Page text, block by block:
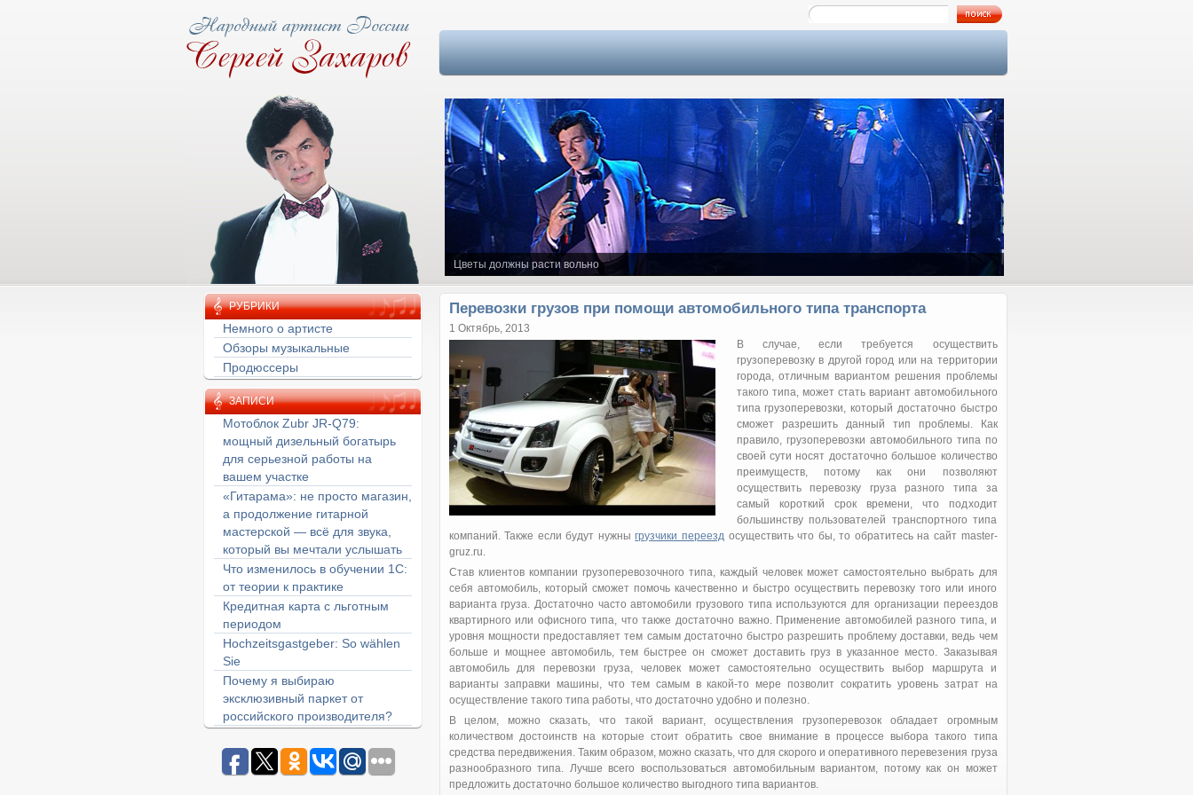
Цветы должны расти вольно
РУБРИКИ
Немного о артисте
Обзоры музыкальные
Продюссеры
ЗАПИСИ
Мотоблок Zubr JR-Q79:
мощный дизельный богатырь
для серьезной работы на
вашем участке
«Гитарама»: не просто магазин,
а продолжение гитарной
мастерской — всё для звука,
который вы мечтали услышать
Что изменилось в обучении 1С:
от теории к практике
Кредитная карта с льготным
периодом
Hochzeitsgastgeber: So wählen
Sie
Почему я выбираю
эксклюзивный паркет от
российского производителя?
Перевозки грузов при помощи автомобильного типа транспорта
1 Октябрь, 2013
В случае, если требуется осуществить
грузоперевозку в другой город или на территории
города, отличным вариантом решения проблемы
такого типа, может стать вариант автомобильного
типа грузоперевозки, который достаточно быстро
сможет разрешить данный тип проблемы. Как
правило, грузоперевозки автомобильного типа по
своей сути носят достаточно большое количество
преимуществ, потому как они позволяют
осуществить перевозку груза разного типа за
самый короткий срок времени, что подходит
большинству пользователей транспортного типа
компаний. Также если будут нужныгрузчики переездосуществить что бы, то обратитесь на сайт master-
gruz.ru.
Став клиентов компании грузоперевозочного типа, каждый человек может самостоятельно выбрать для
себя автомобиль, который сможет помочь качественно и быстро осуществить перевозку того или иного
варианта груза. Достаточно часто автомобили грузового типа используются для организации переездов
квартирного или офисного типа, что также достаточно важно. Применение автомобилей разного типа, и
уровня мощности предоставляет тем самым достаточно быстро разрешить проблему доставки, ведь чем
больше и мощнее автомобиль, тем быстрее он сможет доставить груз в указанное место. Заказывая
автомобиль для перевозки груза, человек может самостоятельно осуществить выбор маршрута и
варианты заправки машины, что тем самым в какой-то мере позволит сократить уровень затрат на
осуществление такого типа работы, что достаточно удобно и полезно.
В целом, можно сказать, что такой вариант, осуществления грузоперевозок обладает огромным
количеством достоинств на которые стоит обратить свое внимание в процессе выбора такого типа
средства передвижения. Таким образом, можно сказать, что для скорого и оперативного перевезения груза
разнообразного типа. Лучше всего воспользоваться автомобильным вариантом, потому как он может
предложить достаточно большое количество выгодного типа вариантов.